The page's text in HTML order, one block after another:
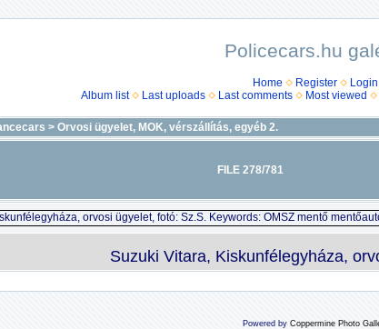
Policecars.hu
Home Register
Login
Album list
Last uploads Last comments Most viewed
> Orvosi ügyelet, MOK, vérszállí­tás, egyéb 2.
FILE 278/781
Suzuki Vitara, Kiskunfélegyháza,
Powered by Coppermine Photo